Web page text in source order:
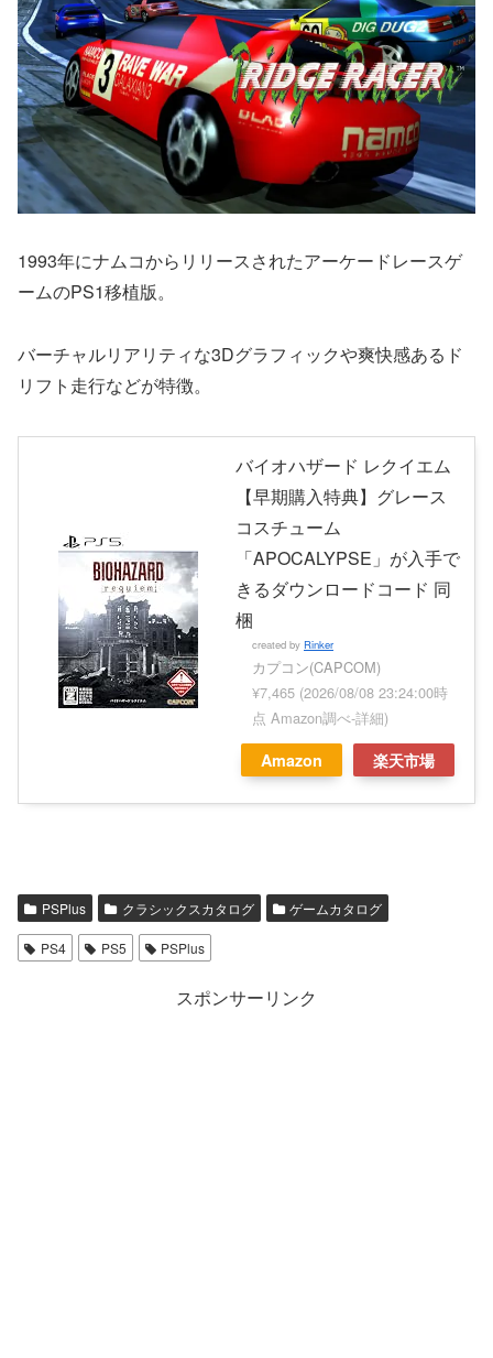
1993年にナムコからリリースされたアーケードレースゲ
ームのPS1移植版。
バーチャルリアリティな3Dグラフィックや爽快感あるド
リフト走行などが特徴。
バイオハザード レクイエム
【早期購入特典】グレース
コスチューム
「APOCALYPSE」が入手で
きるダウンロードコード 同
梱
created by Rinker
カプコン(CAPCOM)
¥7,465 (2026/08/08 23:24:00時
点 Amazon調べ-詳細)
Amazon 楽天市場
PSPlus クラシックスカタログ ゲームカタログ
PS4 PS5 PSPlus
スポンサーリンク